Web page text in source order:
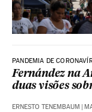
PANDEMIA DE
Fernández na
duas visões
ERNESTO TENEMBAUM |